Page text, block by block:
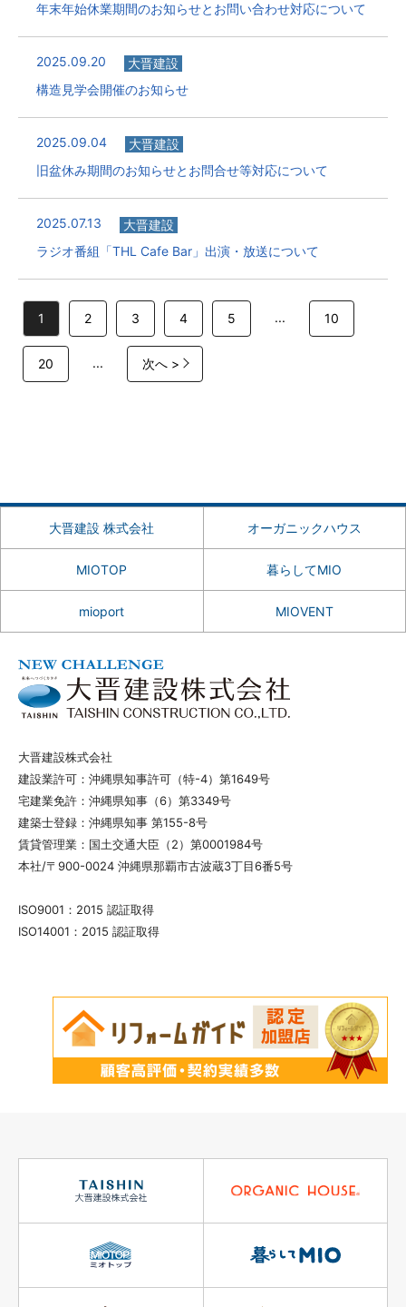
年末年始休業期間のお知らせとお問い合わせ対応について
2025.09.20
大晋建設
構造見学会開催のお知らせ
2025.09.04
大晋建設
旧盆休み期間のお知らせとお問合せ等対応について
2025.07.13
大晋建設
ラジオ番組「THL Cafe Bar」出演・放送について
1 2 3 4 5 ... 10
20 ... 次へ >
大晋建設 株式会社 オーガニックハウス
MIOTOP 暮らしてMIO
mioport MIOVENT
大晋建設株式会社
建設業許可：沖縄県知事許可（特-4）第1649号
宅建業免許：沖縄県知事（6）第3349号
建築士登録：沖縄県知事 第155-8号
賃貸管理業：国土交通大臣（2）第0001984号
本社/〒900-0024 沖縄県那覇市古波蔵3丁目6番5号
ISO9001：2015 認証取得
ISO14001：2015 認証取得